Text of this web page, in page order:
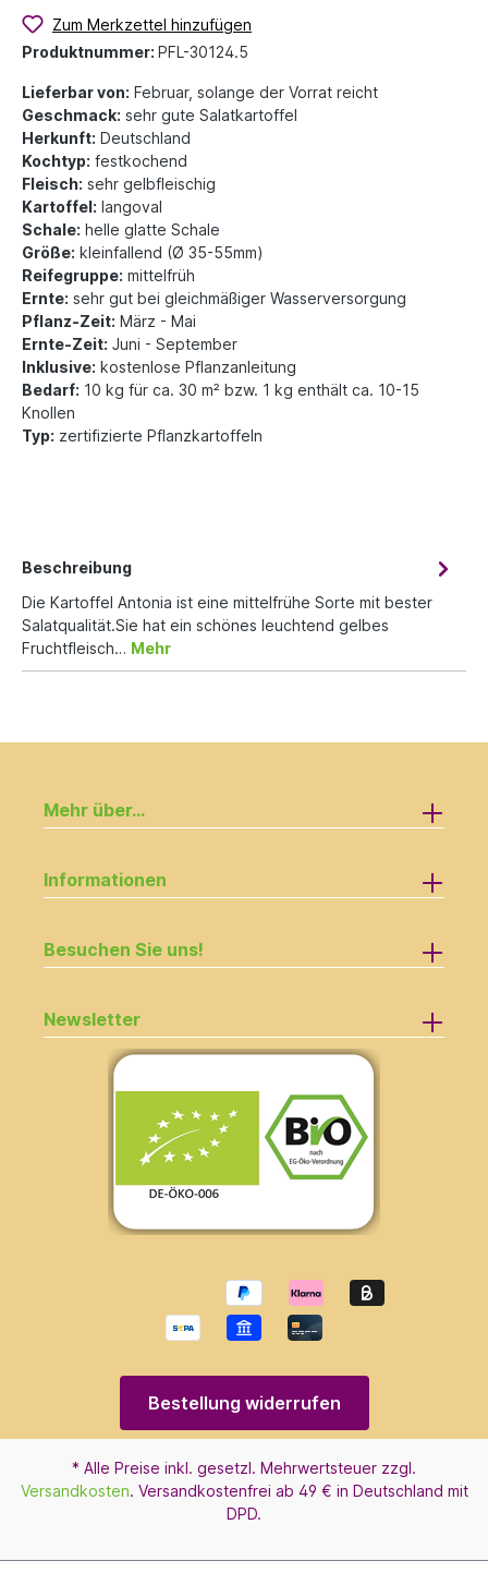
Zum Merkzettel hinzufügen
Produktnummer: PFL-30124.5
Lieferbar von: Februar, solange der Vorrat reicht
Geschmack: sehr gute Salatkartoffel
Herkunft: Deutschland
Kochtyp: festkochend
Fleisch: sehr gelbfleischig
Kartoffel: langoval
Schale: helle glatte Schale
Größe: kleinfallend (Ø 35-55mm)
Reifegruppe: mittelfrüh
Ernte: sehr gut bei gleichmäßiger Wasserversorgung
Pflanz-Zeit: März - Mai
Ernte-Zeit: Juni - September
Inklusive: kostenlose Pflanzanleitung
Bedarf: 10 kg für ca. 30 m² bzw. 1 kg enthält ca. 10-15
Knollen
Typ: zertifizierte Pflanzkartoffeln
Beschreibung
Die Kartoffel Antonia ist eine mittelfrühe Sorte mit bester
Salatqualität.Sie hat ein schönes leuchtend gelbes
Fruchtfleisch… Mehr
Mehr über...
Informationen
Besuchen Sie uns!
Newsletter
Bestellung widerrufen
* Alle Preise inkl. gesetzl. Mehrwertsteuer zzgl.
Versandkosten. Versandkostenfrei ab 49 € in Deutschland mit
DPD.